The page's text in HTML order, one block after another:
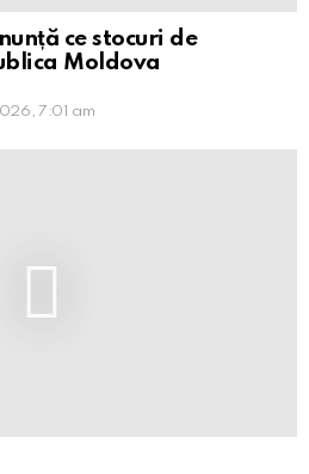
ce stocuri de
Moldova
7:01 am